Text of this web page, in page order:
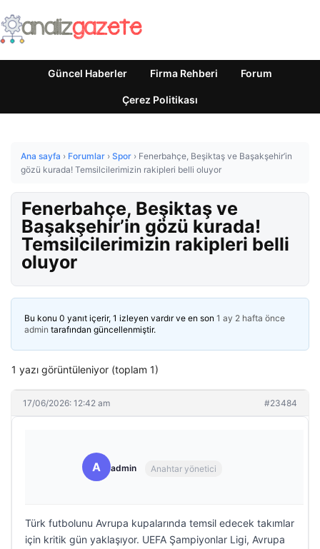
Güncel Haberler Firma Rehberi Forum
Çerez Politikası
Ana sayfa › Forumlar › Spor › Fenerbahçe, Beşiktaş ve Başakşehir’in
gözü kurada! Temsilcilerimizin rakipleri belli oluyor
Fenerbahçe, Beşiktaş ve
Başakşehir’in gözü kurada!
Temsilcilerimizin rakipleri belli
oluyor
Bu konu 0 yanıt içerir, 1 izleyen vardır ve en son 1 ay 2 hafta önce
admin tarafından güncellenmiştir.
1 yazı görüntüleniyor (toplam 1)
17/06/2026: 12:42 am #23484
A admin Anahtar yönetici
Türk futbolunu Avrupa kupalarında temsil edecek takımlar
için kritik gün yaklaşıyor. UEFA Şampiyonlar Ligi, Avrupa